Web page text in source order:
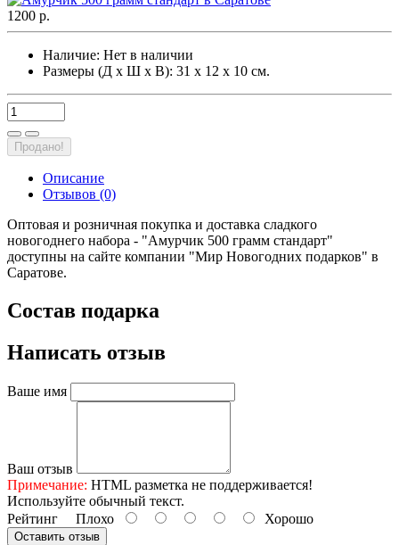
1200 р.
Наличие: Нет в наличии
Размеры (Д х Ш х В): 31 х 12 х 10 см.
Продано!
Описание
Отзывов (0)
Оптовая и розничная покупка и доставка сладкого
новогоднего набора - "Амурчик 500 грамм стандарт"
доступны на сайте компании "Мир Новогодних подарков" в
Саратове.
Состав подарка
Написать отзыв
Ваше имя
Ваш отзыв
Примечание: HTML разметка не поддерживается!
Используйте обычный текст.
Рейтинг Плохо Хорошо
Оставить отзыв